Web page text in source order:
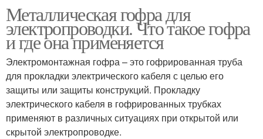
Металлическая гофра для
электропроводки. Что такое гофра
и где она применяется
Электромонтажная гофра – это гофрированная труба
для прокладки электрического кабеля с целью его
защиты или защиты конструкций. Прокладку
электрического кабеля в гофрированных трубках
применяют в различных ситуациях при открытой или
скрытой электропроводке.